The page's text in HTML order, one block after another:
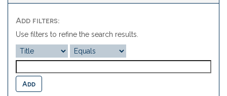
Add filters:
Use filters to refine the search results.